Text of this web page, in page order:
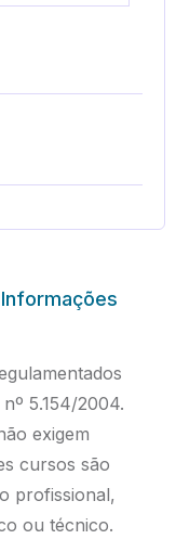
5.154/2004.
exigem
cursos são
profissional,
ou técnico.